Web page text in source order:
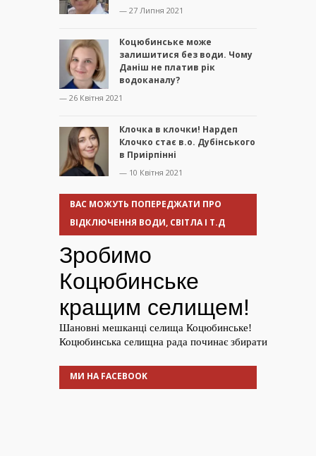
— 27 Липня 2021
Коцюбинське може
залишитися без води. Чому
Даніш не платив рік
водоканалу?
— 26 Квітня 2021
Клочка в клочки! Нардеп
Клочко стає в.о. Дубінського
в Приірпінні
— 10 Квітня 2021
ВАС МОЖУТЬ ПОПЕРЕДЖАТИ ПРО
ВІДКЛЮЧЕННЯ ВОДИ, СВІТЛА І Т.Д
МИ НА FACEBOOK